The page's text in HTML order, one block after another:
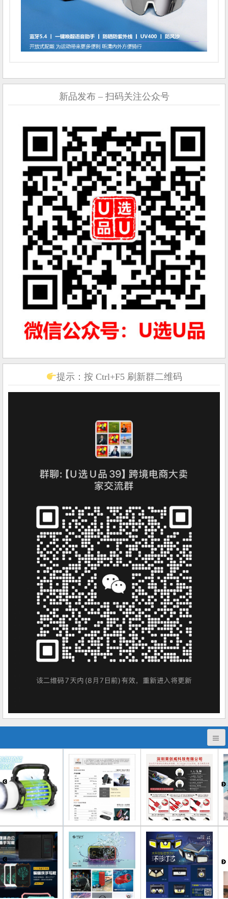
新品发布 – 扫码关注公众号
提示：按 Ctrl+F5 刷新群二维码